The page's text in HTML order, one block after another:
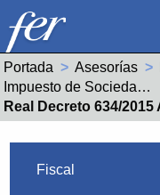
Portada Asesorías
Impuesto de Sociedades
Actual:
Real Decreto 634/2015 Aprobación
Fiscal